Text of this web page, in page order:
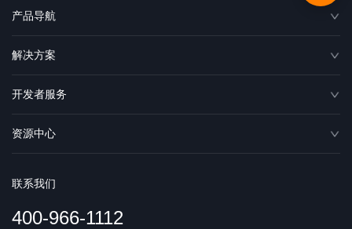
产品导航
解决方案
开发者服务
资源中心
联系我们
400-966-1112